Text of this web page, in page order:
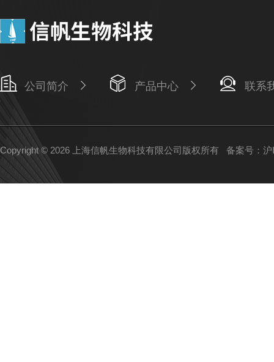
公司简介 产品中心 联系
Copyright © 2026 上海信帆生物科技有限公司版权所有 备案号：